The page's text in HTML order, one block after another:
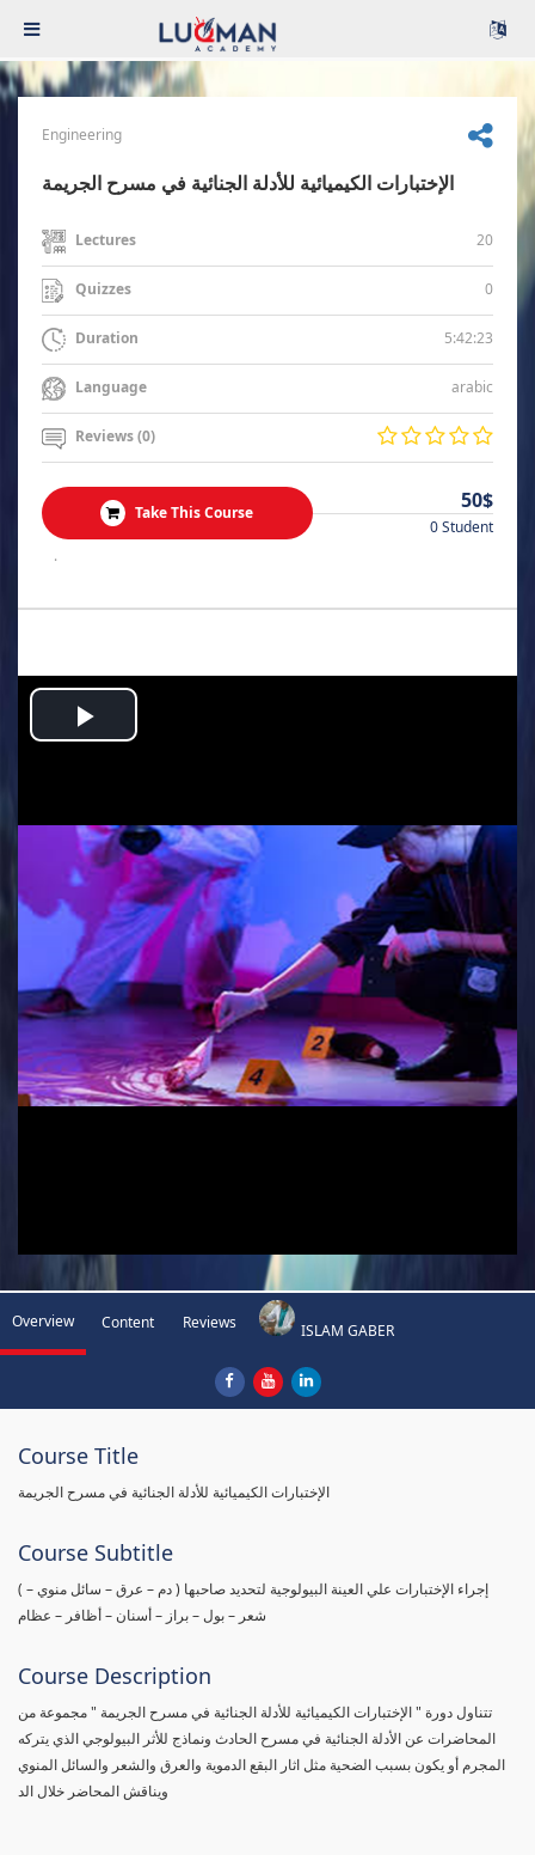
Engineering
الإختبارات الكيميائية للأدلة الجنائية في مسرح الجريمة
Lectures 20
Quizzes 0
Duration 5:42:23
Language arabic
Reviews (0)
Take This Course 50$
0 Student
.
Play
Overview Content Reviews ISLAM GABER
Course Title
الإختبارات الكيميائية للأدلة الجنائية في مسرح الجريمة
Course Subtitle
( إجراء الإختبارات علي العينة البيولوجية لتحديد صاحبها ( دم – عرق – سائل منوي –
شعر – بول – براز – أسنان – أظافر – عظام
Course Description
تتناول دورة " الإختبارات الكيميائية للأدلة الجنائية في مسرح الجريمة " مجموعة من
المحاضرات عن الأدلة الجنائية في مسرح الحادث ونماذج للأثر البيولوجي الذي يتركه
المجرم أو يكون بسبب الضحية مثل اثار البقع الدموية والعرق والشعر والسائل المنوي
ويناقش المحاضر خلال الد